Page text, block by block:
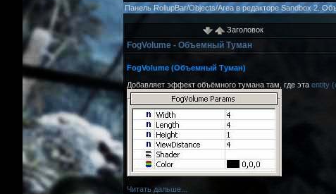
Панель RollupBar/Objects/Area в редакторе Sandbox 2.
Заголовок
FogVolume - Объемный Туман
FogVolume (Объемный Туман)
Добавляет эффект объёмного тумана там, где эта entity
Читать дальше...